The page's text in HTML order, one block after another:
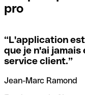
locales.
Si vous n'êtes pas
utiliser, nous avons
codes SWIFT par
vérification/
trouver et vérifier
transferts d’argent.
pro
“L'application
que je n'ai jamais
service client.”
Jean-Marc Ramond